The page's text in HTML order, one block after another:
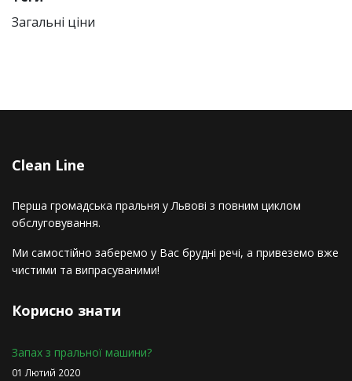
Загальні ціни
Сlean Line
Перша громадська пральня у Львові з повним циклом
обслуговування.
Ми самостійно заберемо у Вас брудні речі, а привеземо вже
чистими та випрасуваними!
Корисно знати
Запах з пральної машини?
01 Лютий 2020